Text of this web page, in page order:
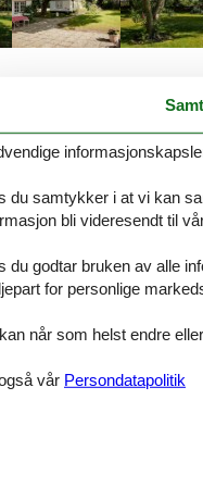
men beskrivelsen er ikke
App. für 4 Gäste mit
farbenfrohes Inselrefugium
in einem nordischen
zu 4 Personen. Hier
Spaziergänge durch
der Wohnung
liebevoll
Akzent, während moderne
zur Pantryküche – klein,
du samtykker i at vi kan
bli videresendt til
du godtar bruken av alle
for personlige
når som helst endre
vår Persondatapolitik